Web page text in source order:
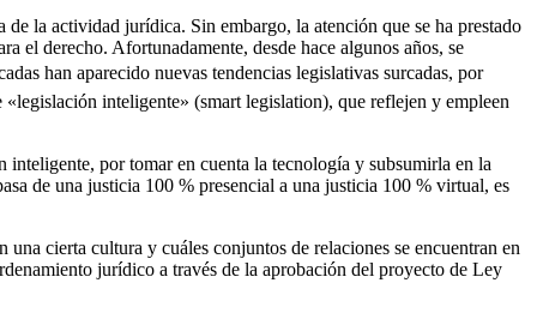
la actividad jurídica. Sin embargo, la atención que se ha prestado
el derecho. Afortunadamente, desde hace algunos años, se
han aparecido nuevas tendencias legislativas surcadas, por
inteligente» (smart legislation), que reflejen y empleen
por tomar en cuenta la tecnología y subsumirla en la
de una justicia 100 % presencial a una justicia 100 % virtual, es
cierta cultura y cuáles conjuntos de relaciones se encuentran en
jurídico a través de la aprobación del proyecto de Ley